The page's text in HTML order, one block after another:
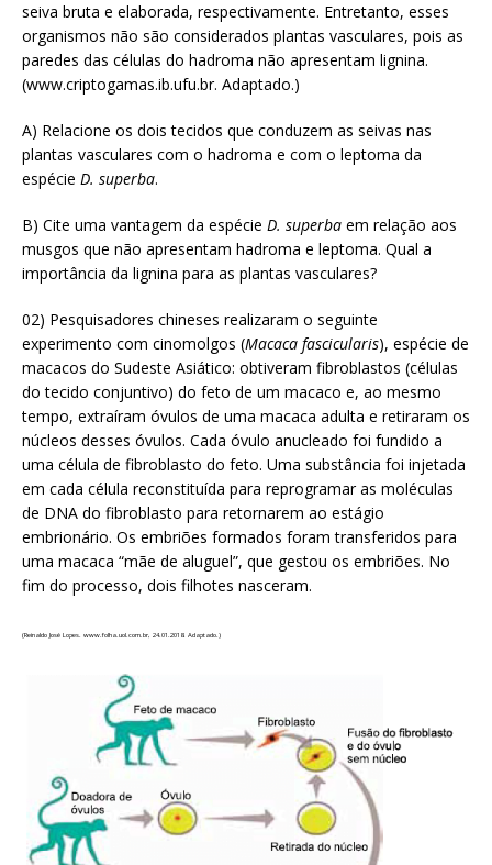
seiva bruta e elaborada, respectivamente. Entretanto, esses
organismos não são considerados plantas vasculares, pois as
paredes das células do hadroma não apresentam lignina.
(www.criptogamas.ib.ufu.br. Adaptado.)
A) Relacione os dois tecidos que conduzem as seivas nas
plantas vasculares com o hadroma e com o leptoma da
espécie D. superba.
B) Cite uma vantagem da espécie D. superba em relação aos
musgos que não apresentam hadroma e leptoma. Qual a
importância da lignina para as plantas vasculares?
02) Pesquisadores chineses realizaram o seguinte
experimento com cinomolgos (Macaca fascicularis), espécie de
macacos do Sudeste Asiático: obtiveram fibroblastos (células
do tecido conjuntivo) do feto de um macaco e, ao mesmo
tempo, extraíram óvulos de uma macaca adulta e retiraram os
núcleos desses óvulos. Cada óvulo anucleado foi fundido a
uma célula de fibroblasto do feto. Uma substância foi injetada
em cada célula reconstituída para reprogramar as moléculas
de DNA do fibroblasto para retornarem ao estágio
embrionário. Os embriões formados foram transferidos para
uma macaca “mãe de aluguel”, que gestou os embriões. No
fim do processo, dois filhotes nasceram.
(Reinaldo José Lopes. www.folha.uol.com.br, 24.01.2018. Adaptado.)